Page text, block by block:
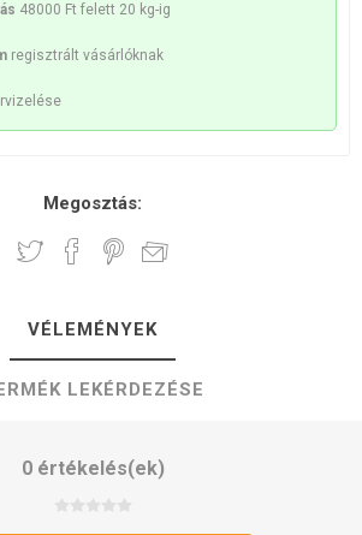
48000 Ft felett 20 kg-ig
regisztrált vásárlóknak
Megosztás:
VÉLEMÉNYEK
LEKÉRDEZÉSE
0 értékelés(ek)